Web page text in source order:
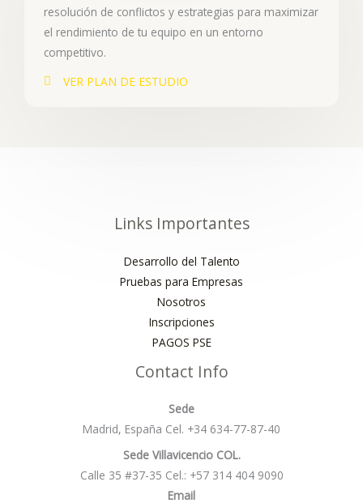
resolución de conflictos y estrategias para maximizar
el rendimiento de tu equipo en un entorno
competitivo.
VER PLAN DE ESTUDIO
Links Importantes
Desarrollo del Talento
Pruebas para Empresas
Nosotros
Inscripciones
PAGOS PSE
Contact Info
Sede
Madrid, España Cel. +34 634-77-87-40
Sede Villavicencio COL.
Calle 35 #37-35 Cel.: +57 314 404 9090
Email